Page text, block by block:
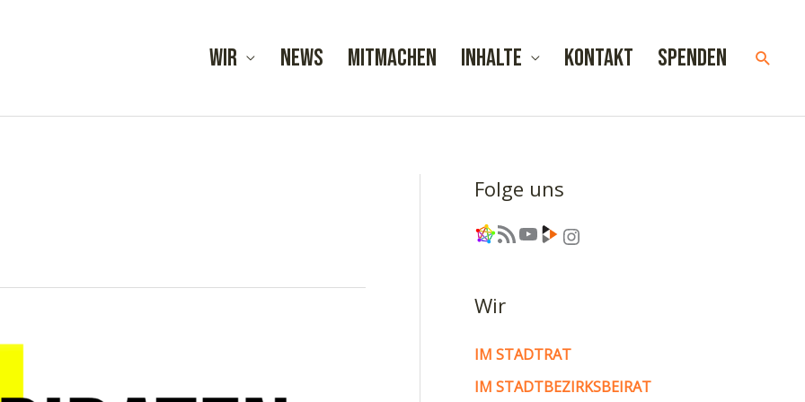
Wir News Mitmachen Inhalte Kontakt Spenden
Folge uns
Link RSS-Feed YouTube Link Instagram
Wir
IM STADTRAT
IM STADTBEZIRKSBEIRAT